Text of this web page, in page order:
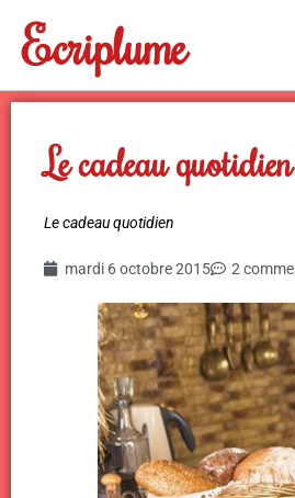
contenu
Ecriplume
Le cadeau quotidien
Le cadeau quotidien
mardi 6 octobre 2015 2